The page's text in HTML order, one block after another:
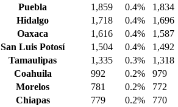
Puebla
1,859 0.4% 1,834
Hidalgo
1,718 0.4% 1,696
Oaxaca
1,616 0.4% 1,587
San Luis Potosí
1,504 0.4% 1,492
Tamaulipas
1,335 0.3% 1,318
Coahuila
992 0.2% 979
Morelos
781 0.2% 772
Chiapas
779 0.2% 770